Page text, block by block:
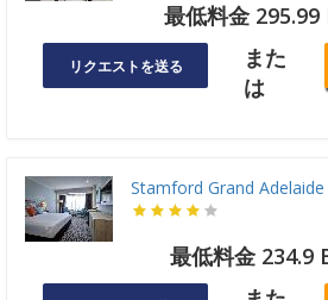
最低料金 295.99
リクエストを送る
また
は
Stamford Grand Adelaide
最低料金 234.9